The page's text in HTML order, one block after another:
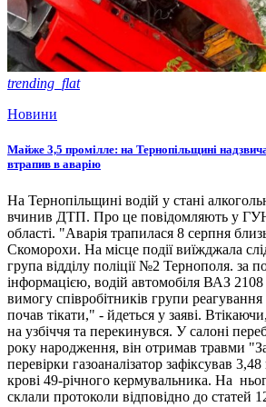
trending_flat
Новини
Майже 3,5 промілле: на Тернопільщині
втрапив в аварію
На Тернопільщині водій у стані
вчинив ДТП. Про це повідомляють у
області. "Аварія трапилася 8 серпня
Скоморохи. На місце події виїжджала
група відділу поліції №2 Тернополя. за
інформацією, водій автомобіля ВАЗ
вимогу співробітників групи реагування
почав тікати," - йдеться у заяві.
на узбіччя та перекинувся. У салоні
року народження, він отримав травми
перевірки газоаналізатор зафіксував
крові 49-річного кермувальника. На
склали протоколи відповідно до статей